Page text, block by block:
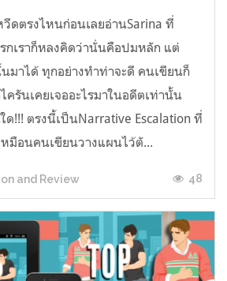
ดตรงไหนก่อนเลยอ่านSarina ที่
กเราก็หลงคิดว่านั่นคือปมหลัก แต่
มาได้ ทุกอย่างทำท่าจะดี คนเขียนก็
ครันเคยเจออะไรมาในอดีตเท่านั้น
!!! ตรงนี้เป็นNarrative Escalation ที่
มือนคนเขียนวางแผนไว้ตั...
and Review 48